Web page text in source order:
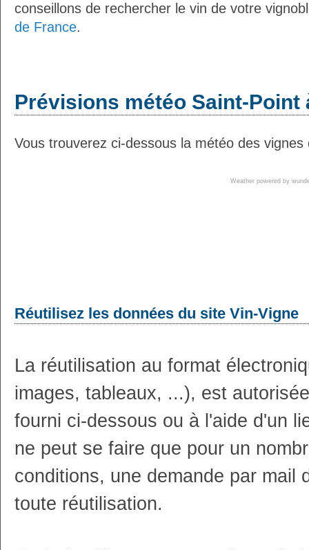
conseillons de rechercher le vin de votre
de France.
Prévisions météo Saint-Point
Vous trouverez ci-dessous la météo des
Weather powered by
Réutilisez les données du site Vin-Vigne
La réutilisation au format
images, tableaux, ...), est
fourni ci-dessous ou à l'aide d'un
ne peut se faire que pour un
conditions, une demande par mail
toute réutilisation.